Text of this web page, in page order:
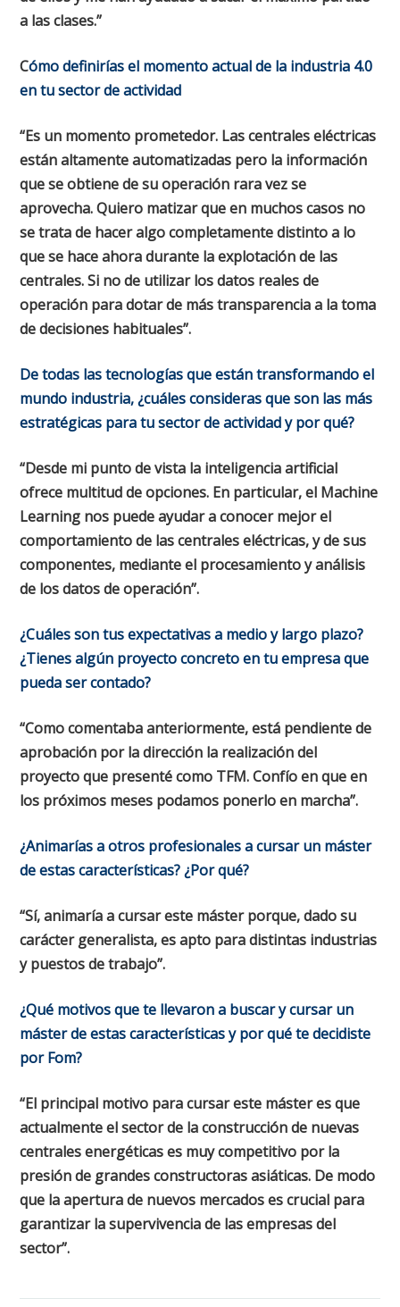
a las clases.”
Cómo definirías el momento actual de la industria 4.0
en tu sector de actividad
“Es un momento prometedor. Las centrales eléctricas
están altamente automatizadas pero la información
que se obtiene de su operación rara vez se
aprovecha. Quiero matizar que en muchos casos no
se trata de hacer algo completamente distinto a lo
que se hace ahora durante la explotación de las
centrales. Si no de utilizar los datos reales de
operación para dotar de más transparencia a la toma
de decisiones habituales”.
De todas las tecnologías que están transformando el
mundo industria, ¿cuáles consideras que son las más
estratégicas para tu sector de actividad y por qué?
“Desde mi punto de vista la inteligencia artificial
ofrece multitud de opciones. En particular, el Machine
Learning nos puede ayudar a conocer mejor el
comportamiento de las centrales eléctricas, y de sus
componentes, mediante el procesamiento y análisis
de los datos de operación”.
¿Cuáles son tus expectativas a medio y largo plazo?
¿Tienes algún proyecto concreto en tu empresa que
pueda ser contado?
“Como comentaba anteriormente, está pendiente de
aprobación por la dirección la realización del
proyecto que presenté como TFM. Confío en que en
los próximos meses podamos ponerlo en marcha”.
¿Animarías a otros profesionales a cursar un máster
de estas características? ¿Por qué?
“Sí, animaría a cursar este máster porque, dado su
carácter generalista, es apto para distintas industrias
y puestos de trabajo”.
¿Qué motivos que te llevaron a buscar y cursar un
máster de estas características y por qué te decidiste
por Fom?
“El principal motivo para cursar este máster es que
actualmente el sector de la construcción de nuevas
centrales energéticas es muy competitivo por la
presión de grandes constructoras asiáticas. De modo
que la apertura de nuevos mercados es crucial para
garantizar la supervivencia de las empresas del
sector”.